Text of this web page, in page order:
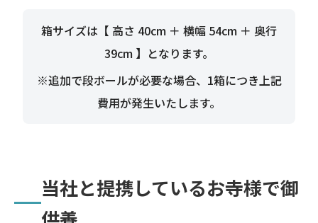
箱サイズは【 高さ 40cm ＋ 横幅 54cm ＋ 奥行
39cm 】となります。
※追加で段ボールが必要な場合、1箱につき上記
費用が発生いたします。
当社と提携しているお寺様で御